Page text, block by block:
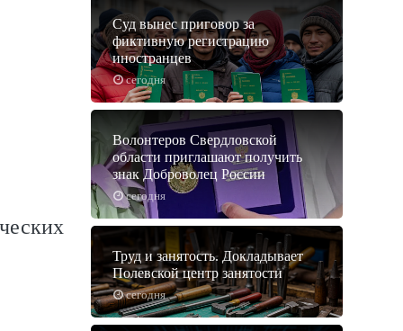
сегодня
Суд вынес приговор за
фиктивную регистрацию
иностранцев
сегодня
Волонтеров Свердловской
области приглашают получить
знак Доброволец России
сегодня
Труд и занятость. Докладывает
Полевской центр занятости